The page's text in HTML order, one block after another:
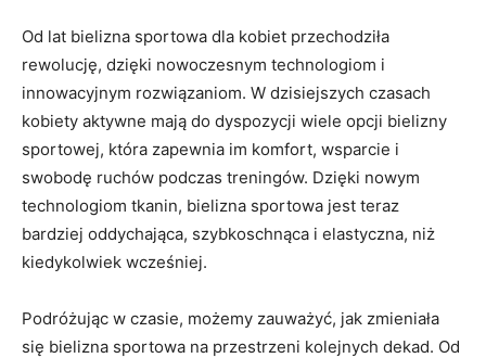
Od⁤ lat bielizna sportowa dla kobiet⁢ przechodziła
rewolucję, dzięki nowoczesnym technologiom i
innowacyjnym rozwiązaniom. W dzisiejszych czasach
kobiety aktywne mają do dyspozycji wiele ⁤opcji bielizny
sportowej, ⁤która​ zapewnia im komfort, wsparcie i
swobodę ruchów podczas treningów. Dzięki nowym
technologiom ​tkanin, bielizna sportowa jest teraz
bardziej oddychająca, szybkoschnąca ⁢i elastyczna, ​niż
kiedykolwiek ⁢wcześniej.
Podróżując w czasie, możemy zauważyć, jak zmieniała
się​ bielizna⁣ sportowa na przestrzeni kolejnych dekad. ⁢Od